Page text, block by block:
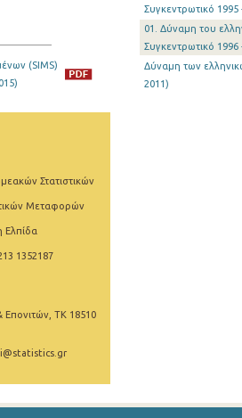
(SIMS)
Στατιστικών
Μεταφορών
Ελπίδα
1352187
Επονιτών, ΤΚ 18510
Συγκεντρωτικό 1995
01. Δύναμη του
Συγκεντρωτικό 1996
Δύναμη των
2011)